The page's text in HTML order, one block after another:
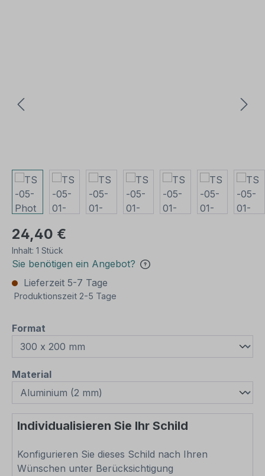
24,40 €
Inhalt: 1 Stück
Sie benötigen ein Angebot?
Lieferzeit 5-7 Tage
Produktionszeit 2-5 Tage
Format
Materialauswählen
Individualisieren Sie Ihr Schild
Konfigurieren Sie dieses Schild nach Ihren
Wünschen unter Berücksichtigung